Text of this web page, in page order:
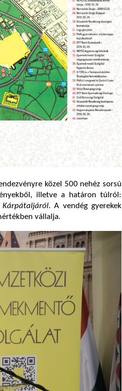
közel 500 nehéz sorsú
illetve a határon túlról:
Kárpátaljáról. A vendég gyerekek
vállalja.